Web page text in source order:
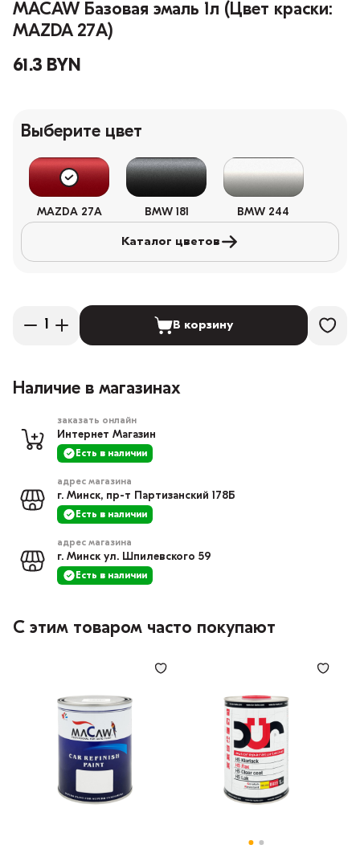
MACAW Базовая эмаль 1л (Цвет краски:
MAZDA 27A)
61.3 BYN
Выберите цвет
MAZDA 27A BMW 181 BMW 244
Каталог цветов
В корзину
Наличие в магазинах
заказать онлайн
Интернет Магазин
Есть в наличии
адрес магазина
г. Минск, пр-т Партизанский 178Б
Есть в наличии
адрес магазина
г. Минск ул. Шпилевского 59
Есть в наличии
С этим товаром часто покупают